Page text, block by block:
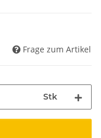
Frage zum Artikel
Stk